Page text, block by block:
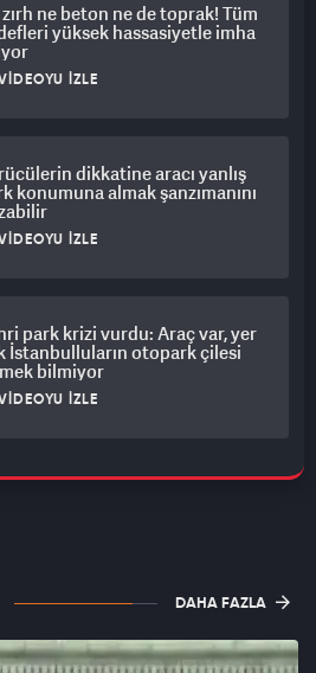
zırh ne beton ne de toprak! Tüm
yüksek hassasiyetle imha
İZLE
dikkatine aracı yanlış
konumuna almak şanzımanını
İZLE
park krizi vurdu: Araç var, yer
İstanbulluların otopark çilesi
bilmiyor
İZLE
DAHA FAZLA